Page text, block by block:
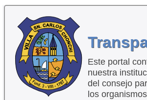
Este portal
nuestra
del consejo
los